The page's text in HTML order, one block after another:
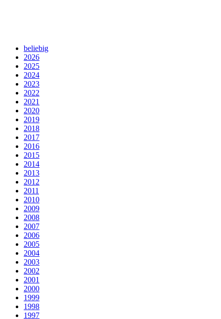
beliebig
2026
2025
2024
2023
2022
2021
2020
2019
2018
2017
2016
2015
2014
2013
2012
2011
2010
2009
2008
2007
2006
2005
2004
2003
2002
2001
2000
1999
1998
1997